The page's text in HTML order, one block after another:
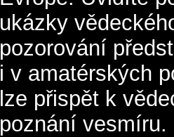
ukázky
pozorování
i v amatérských
lze přispět k
poznání vesmíru.